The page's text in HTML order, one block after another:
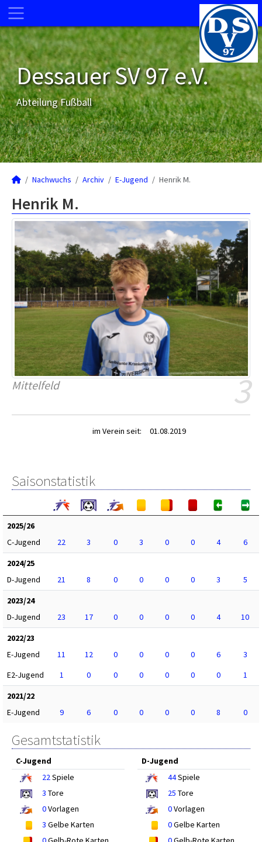
Dessauer SV 97 e.V.
Abteilung Fußball
Nachwuchs Archiv E-Jugend Henrik M.
Henrik M.
3
Mittelfeld
im Verein seit: 01.08.2019
Saisonstatistik
2025/26
C-Jugend
22 3 0 3 0 0 4
6
2024/25
D-Jugend
21 8 0 0 0 0 3
5
2023/24
D-Jugend
23 17 0 0 0 0 4
10
2022/23
E-Jugend
11 12 0 0 0 0 6
3
E2-Jugend
1 0 0 0 0 0 0
1
2021/22
E-Jugend
9 6 0 0 0 0 8 0
Gesamtstatistik
C-Jugend
22Spiele
3 Tore
0Vorlagen
3 Gelbe Karten
D-Jugend
44Spiele
25 Tore
0Vorlagen
0Gelbe Karten